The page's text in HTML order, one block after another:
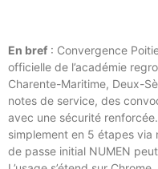
En bref : Convergence
officielle de l’académie
Charente-Maritime, Deux-
notes de service, des
avec une sécurité
simplement en 5 étapes
de passe initial NUMEN